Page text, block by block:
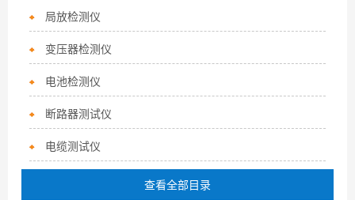
局放检测仪
变压器检测仪
电池检测仪
断路器测试仪
电缆测试仪
查看全部目录